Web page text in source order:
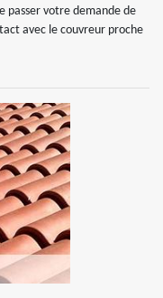
passer votre demande de
avec le couvreur proche